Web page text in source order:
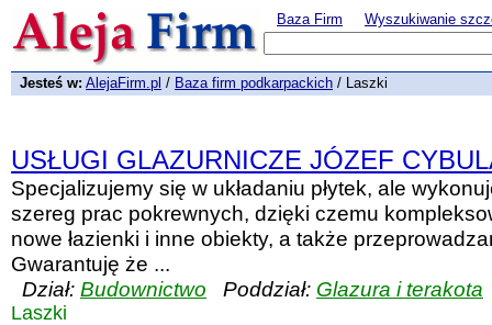
Baza Firm Wyszukiwanie
Jesteś w: AlejaFirm.pl / Baza firm podkarpackich / Laszki
USŁUGI GLAZURNICZE JÓZEF
Specjalizujemy się w układaniu płytek, ale
szereg prac pokrewnych, dzięki czemu
nowe łazienki i inne obiekty, a także
Gwarantuję że ...
Dział: Budownictwo Poddział: Glazura i terakota
Laszki